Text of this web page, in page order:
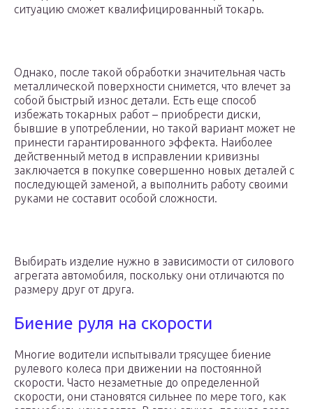
ситуацию сможет квалифицированный токарь.
Однако, после такой обработки значительная часть
металлической поверхности снимется, что влечет за
собой быстрый износ детали. Есть еще способ
избежать токарных работ – приобрести диски,
бывшие в употреблении, но такой вариант может не
принести гарантированного эффекта. Наиболее
действенный метод в исправлении кривизны
заключается в покупке совершенно новых деталей с
последующей заменой, а выполнить работу своими
руками не составит особой сложности.
Выбирать изделие нужно в зависимости от силового
агрегата автомобиля, поскольку они отличаются по
размеру друг от друга.
Биение руля на скорости
Многие водители испытывали трясущее биение
рулевого колеса при движении на постоянной
скорости. Часто незаметные до определенной
скорости, они становятся сильнее по мере того, как